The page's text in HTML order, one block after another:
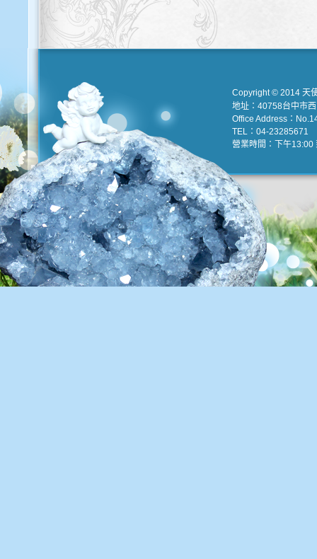
Copyright © 2014 天
地址：40758台中市
Office Address：
TEL：04-23285671
營業時間：下午13:00